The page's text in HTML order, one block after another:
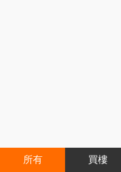
所有 買樓